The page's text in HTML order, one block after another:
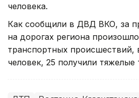
человека.
Как сообщили в ДВД ВКО, за
на дорогах региона
транспортных происшествий,
человек, 25 получили тяжелые